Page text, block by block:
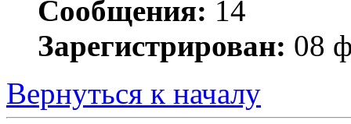
Сообщения: 14
Зарегистрирован: 08
Вернуться к началу